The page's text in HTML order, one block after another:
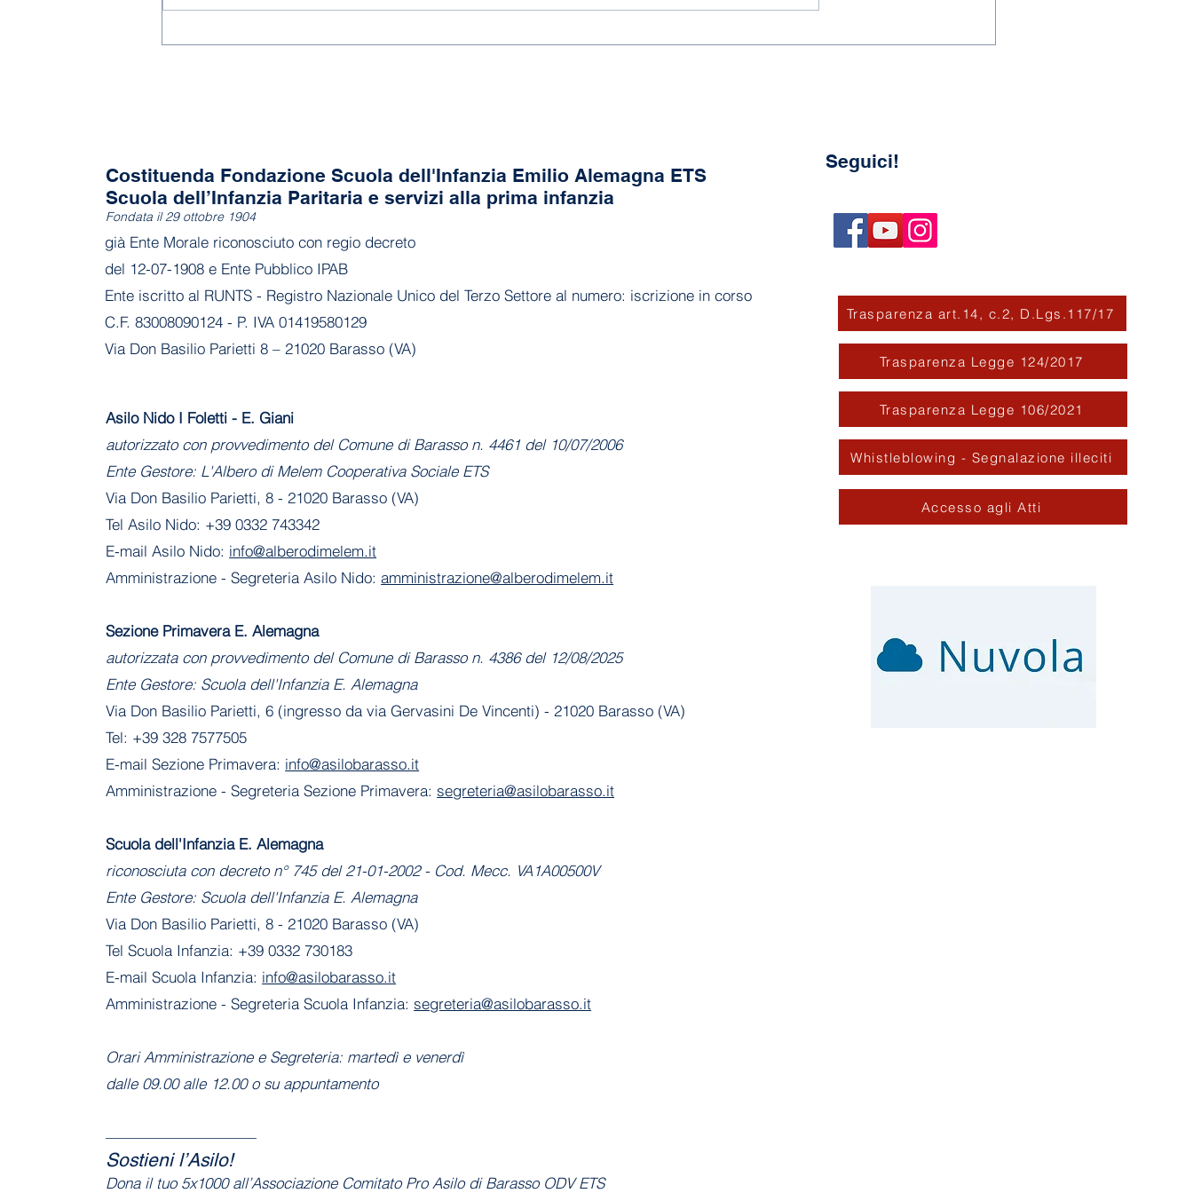
Costituenda Fondazione Scuola dell'Infanzia Emilio Alemagna ETS
Scuola dell’Infanzia Paritaria e servizi alla prima infanzia
Fondata il 29 ottobre 1904
già Ente Morale riconosciuto con regio decreto
del 12-07-1908 e Ente Pubblico IPAB
Ente iscritto al RUNTS - Registro Nazionale Unico del Terzo Settore al numero: iscrizione in corso
C.F. 83008090124 - P. IVA 01419580129
Via Don Basilio Parietti 8 – 21020 Barasso (VA)
Asilo Nido I Foletti - E. Giani
autorizzato con provvedimento del Comune di Barasso n. 4461 del 10/07/2006
Ente Gestore: L'Albero di Melem Cooperativa Sociale ETS
Via Don Basilio Parietti, 8 - 21020 Barasso (VA)
Tel Asilo Nido: +39 0332 743342
E-mail Asilo Nido: info@alberodimelem.it
Amministrazione - Segreteria Asilo Nido:amministrazione@alberodimelem.it
Sezione Primavera E. Alemagna
autorizzata con provvedimento del Comune di Barasso n. 4386 del 12/08/2025
Ente Gestore: Scuola dell'Infanzia E. Alemagna
Via Don Basilio Parietti, 6 (ingresso da via Gervasini De Vincenti) - 21020 Barasso (VA)
Tel: +39 328 7577505
E-mail Sezione Primavera: info@asilobarasso.it
Amministrazione - Segreteria Sezione Primavera:segreteria@asilobarasso.it
​Scuola dell'Infanzia E. Alemagna
riconosciuta con decreto n° 745 del 21-01-2002 - Cod. Mecc. VA1A00500V
Ente Gestore: Scuola dell'Infanzia E. Alemagna
Via Don Basilio Parietti, 8 - 21020 Barasso (VA)
Tel Scuola Infanzia: +39 0332 730183
E-mail Scuola Infanzia: info@asilobarasso.it
Amministrazione - Segreteria Scuola Infanzia:segreteria@asilobarasso.it
Orari Amministrazione e Segreteria: martedìe venerdì
dalle 09.00 alle 12.00 o su appuntamento
——————————
Sostieni l’Asilo!
Dona il tuo 5x1000 all’Associazione Comitato Pro Asilo di Barasso ODV ETS
Seguici!
Trasparenza Legge 124/2017
Trasparenza Legge 106/2021
Whistleblowing - Segnalazione illeciti
Accesso agli Atti
Trasparenza art.14, c.2, D.Lgs.117/17